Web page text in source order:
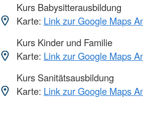
Kurs Babysitterausbildung
Karte: Link zur Google Maps
Kurs Kinder und Familie
Karte: Link zur Google Maps
Kurs Sanitätsausbildung
Karte: Link zur Google Maps